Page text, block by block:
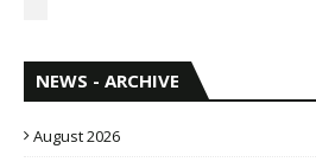
NEWS - ARCHIVE
August 2026